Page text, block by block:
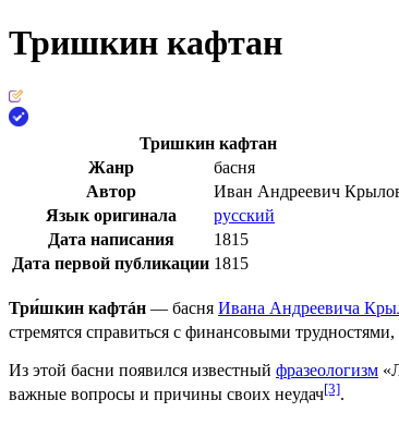
Тришкин кафтан
Тришкин кафтан
Жанр
басня
Автор
Иван Андреевич
Язык оригинала
русский
Дата написания
1815
Дата первой публикации 1815
Три́шкин кафтáн — басня Ивана Андреевича
стремятся справиться с финансовыми
Из этой басни появился известный фразеологизм
важные вопросы и причины своих неудач[3].